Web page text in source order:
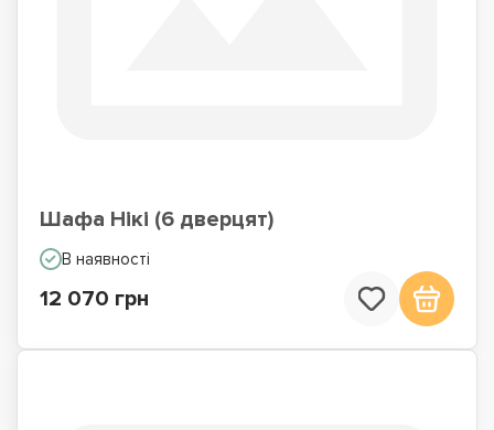
Шафа Нікі (6 дверцят)
В наявності
12 070 грн